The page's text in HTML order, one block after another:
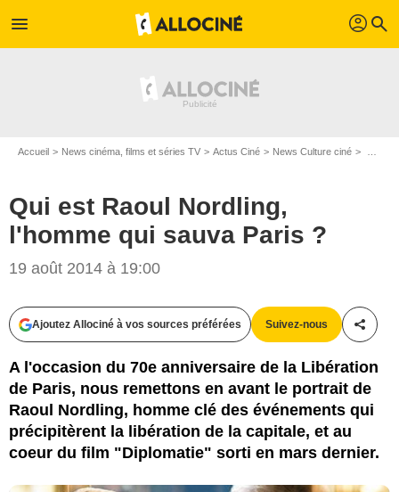
menu profil search
Accueil News cinéma, films et séries TV Actus Ciné News Culture ciné
Qui est Raoul Nordling,
l'homme qui sauva Paris ?
19 août 2014 à 19:00
Ajoutez Allociné à vos sources préférées Suivez-nous
A l'occasion du 70e anniversaire de la Libération
de Paris, nous remettons en avant le portrait de
Raoul Nordling, homme clé des événements qui
précipitèrent la libération de la capitale, et au
coeur du film "Diplomatie" sorti en mars dernier.